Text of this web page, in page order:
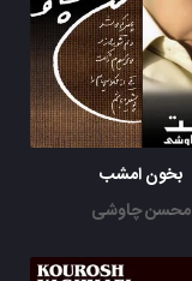
بخون امشب
محسن چاوشی